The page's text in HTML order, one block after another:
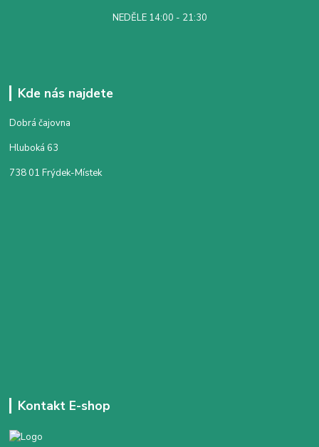
NEDĚLE 14:00 - 21:30
Kde nás najdete
Dobrá čajovna
Hluboká 63
738 01 Frýdek-Místek
Kontakt E-shop